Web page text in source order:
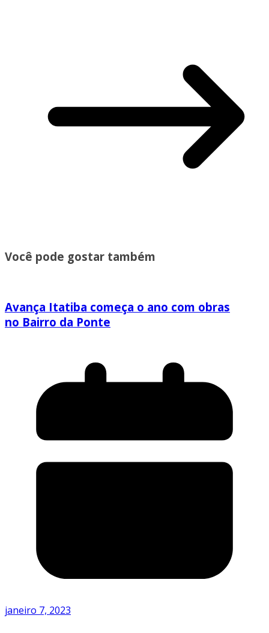
Você pode gostar também
Avança Itatiba começa o ano com obras
no Bairro da Ponte
janeiro 7, 2023